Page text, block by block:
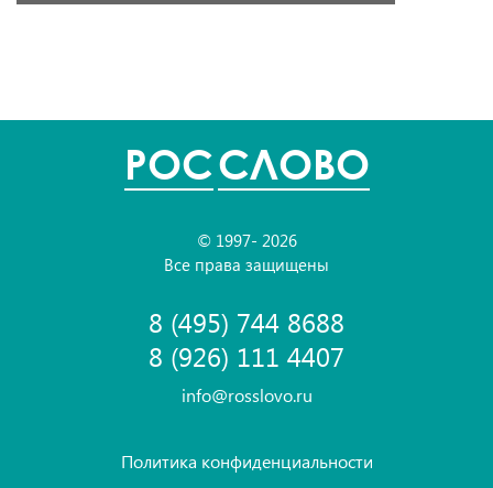
POCСЛОВО
© 1997- 2026
Все права защищены
8 (495) 744 8688
8 (926) 111 4407
info@rosslovo.ru
Политика конфиденциальности